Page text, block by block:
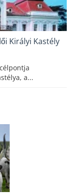
Királyi Kastély
a...